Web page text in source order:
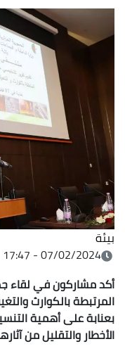
بيئة
07/02/2024 - 17:47
أكد مشاركون في لقاء
المرتبطة بالكوارث
بعنابة على أهمية
الأخطار والتقليل من آثارها.